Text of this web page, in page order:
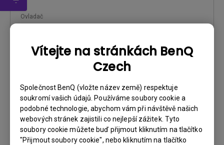
Vítejte na stránkách BenQ
Czech
Společnost BenQ (vložte název země) respektuje
soukromí vašich údajů. Používáme soubory cookie a
podobné technologie, abychom vám při návštěvě našich
webových stránek zajistili co nejlepší zážitek. Tyto
soubory cookie můžete buď přijmout kliknutím na tlačítko
"Přijmout soubory cookie", nebo kliknutím na tlačítko
Ovladač
OS:Windows10|Windows7|Windows8
Aktualizace:2016/01/29
Velikost souboru:
9.79 KB
Stáhnout